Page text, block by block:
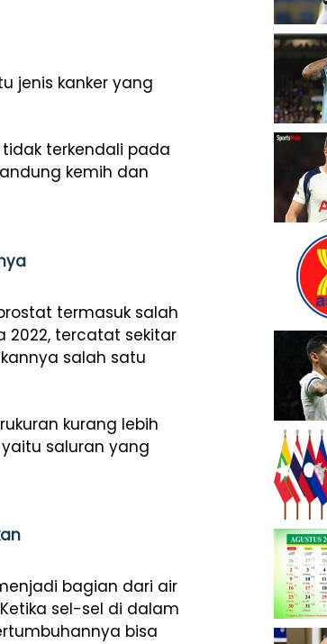
jenis kanker yang
terkendali pada
kemih dan
termasuk salah
2022, tercatat sekitar
salah satu
kurang lebih
saluran yang
bagian dari air
sel-sel di dalam
bisa